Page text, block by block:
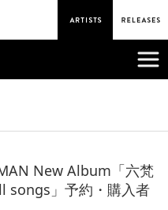
New Album「六梵
」予約・購入者